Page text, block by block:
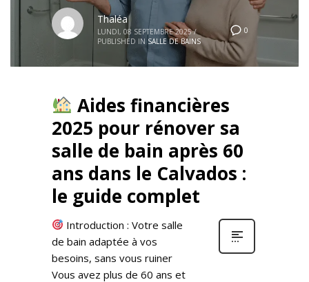
0
Thaléa
LUNDI, 08 SEPTEMBRE 2025 /
PUBLISHED IN SALLE DE BAINS
Aides financières
2025 pour rénover sa
salle de bain après 60
ans dans le Calvados :
le guide complet
Introduction : Votre salle
de bain adaptée à vos
besoins, sans vous ruiner
Vous avez plus de 60 ans et